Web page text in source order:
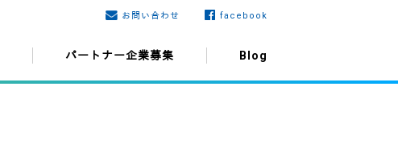
パートナー企業募集 Blog
お問い合わせ facebook